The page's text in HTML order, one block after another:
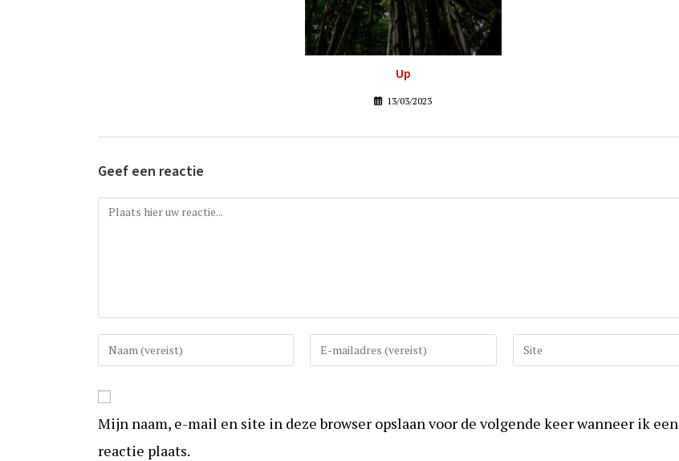
Up
13/03/2023
Geef een reactie
Reactie
Vul
uw
in
om
te
Vul
uw
in
Vul
uw
in
Mijn naam, e-mail en site in deze browser opslaan voor de volgende keer wanneer ik een
reactie plaats.